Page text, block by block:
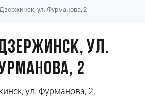
Дзержинск, ул. Фурманова, 2
ул.
2
ул. Фурманова, 2,